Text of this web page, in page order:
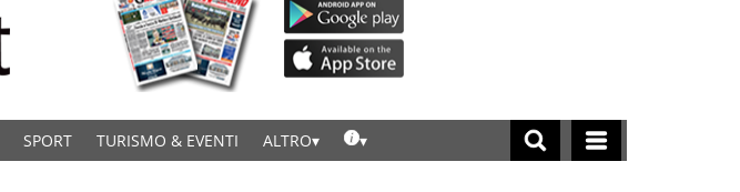
SPORT TURISMO & EVENTI ALTRO